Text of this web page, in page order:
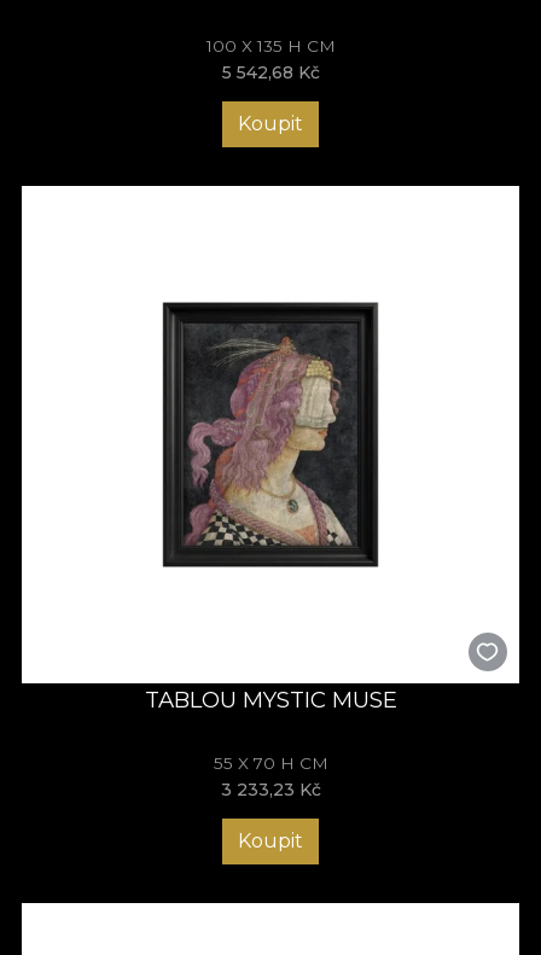
100 X 135 H CM
5 542,68 Kč
Koupit
TABLOU MYSTIC MUSE
55 X 70 H CM
3 233,23 Kč
Koupit